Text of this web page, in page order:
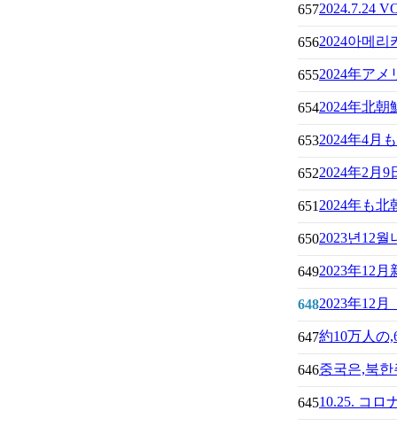
6572024.7.24
6562024아메
6552024年ア
6542024年北
6532024年4月
6522024年2月
651 2024年も
6502023년12
6492023年12
6482023年12
647約10万人の
646중국은,북
64510.25. コロ